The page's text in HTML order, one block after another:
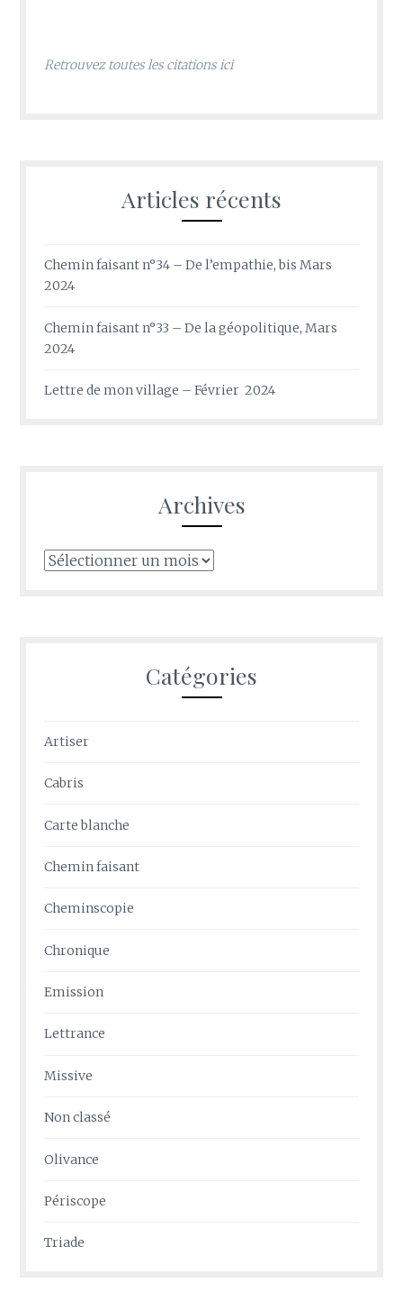
Retrouvez toutes les citations ici
Articles récents
Chemin faisant n°34 – De l’empathie, bis Mars
2024
Chemin faisant n°33 – De la géopolitique, Mars
2024
Lettre de mon village – Février 2024
Archives
Archives
Catégories
Artiser
Cabris
Carte blanche
Chemin faisant
Cheminscopie
Chronique
Emission
Lettrance
Missive
Non classé
Olivance
Périscope
Triade